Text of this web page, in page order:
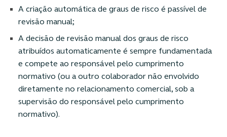
A criação automática de graus de risco é passível de
revisão manual;
A decisão de revisão manual dos graus de risco
atribuídos automaticamente é sempre fundamentada
e compete ao responsável pelo cumprimento
normativo (ou a outro colaborador não envolvido
diretamente no relacionamento comercial, sob a
supervisão do responsável pelo cumprimento
normativo).